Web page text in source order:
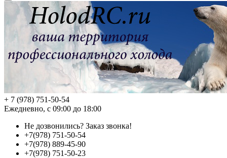
+ 7 (978) 751-50-54
Ежедневно, с 09:00 до 18:00
Не дозвонились? Заказ звонка!
+7(978) 751-50-54
+7(978) 889-45-90
+7(978) 751-50-23